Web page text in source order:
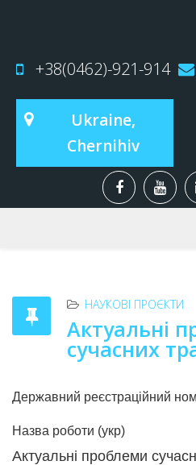
+38(0462)-921-914
Ukraine,
Chernihiv
НАУКОВІ ПРОЄКТИ
Актуальні
сучасних
Державний реєстраційний
Назва роботи (укр)
Актуальні проблеми